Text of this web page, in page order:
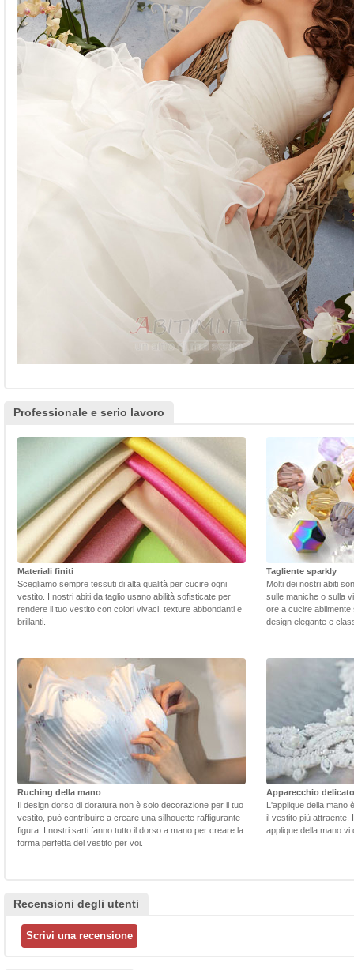
Professionale e serio lavoro
Materiali finiti
Scegliamo sempre tessuti di alta qualità per cucire ogni
vestito. I nostri abiti da taglio usano abilità sofisticate per
rendere il tuo vestito con colori vivaci, texture abbondanti e
brillanti.
Tagliente sparkly
Molti dei nostri abiti
sulle maniche o sulla
ore a cucire
design elegante e
Ruching della mano
Il design dorso di doratura non è solo decorazione per il tuo
vestito, può contribuire a creare una silhouette raffigurante
figura. I nostri sarti fanno tutto il dorso a mano per creare la
forma perfetta del vestito per voi.
Apparecchio delicato
L'applique della mano
il vestito più attraente.
applique della mano
Recensioni degli utenti